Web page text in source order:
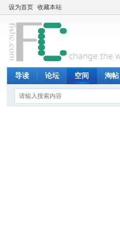
设为首页 收藏本站
导读 论坛 空间 淘帖